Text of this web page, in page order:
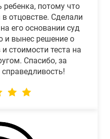
ребенка, потому что
отцовстве. Сделали
его основании суд
и вынес решение о
стоимости теста на
Спасибо, за